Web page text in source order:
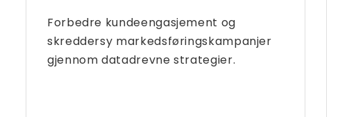
Forbedre kundeengasjement og
skreddersy markedsføringskampanjer
gjennom datadrevne strategier.